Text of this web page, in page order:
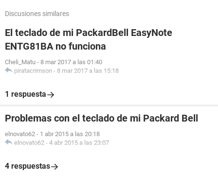
Discusiones similares
El teclado de mi PackardBell EasyNote
ENTG81BA no funciona
Cheli_Matu - 8 mar 2017 a las 01:40
piratacrimson - 8 mar 2017 a las 15:18
1 respuesta
Problemas con el teclado de mi Packard Bell
elnovato62 - 1 abr 2015 a las 20:18
elnovato62 - 4 abr 2015 a las 23:07
4 respuestas